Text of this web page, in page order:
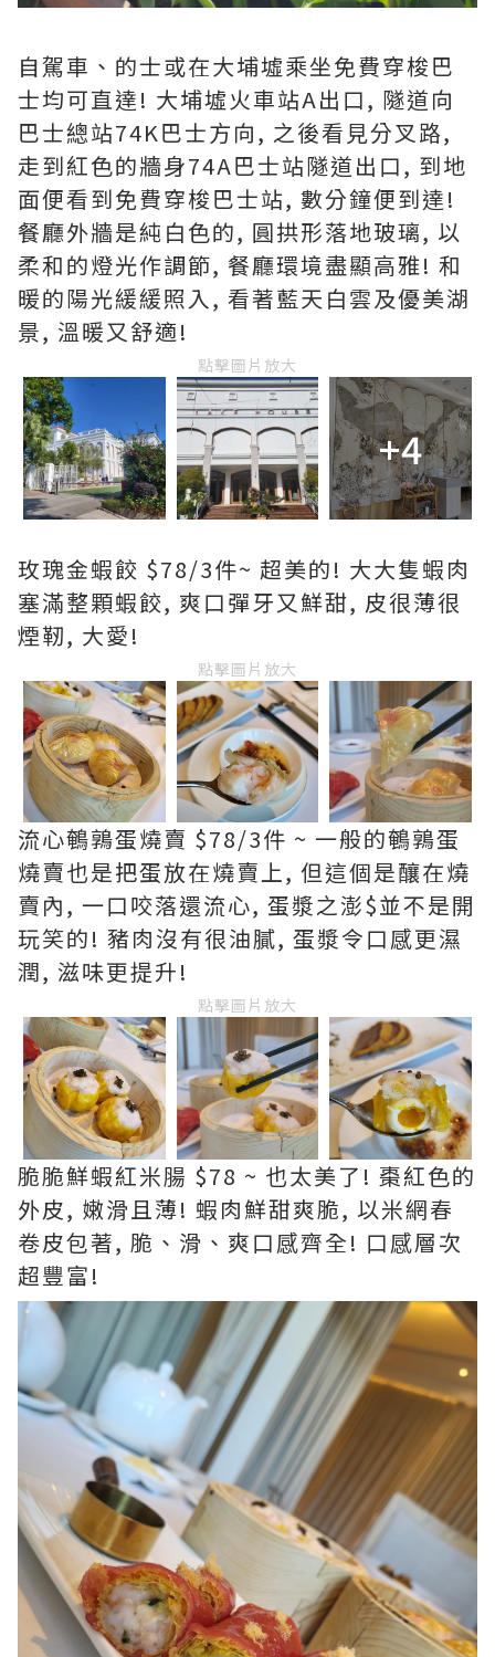
自駕車、的士或在大埔墟乘坐免費穿梭巴
士均可直達! 大埔墟火車站A出口, 隧道向
巴士總站74K巴士方向, 之後看見分叉路,
走到紅色的牆身74A巴士站隧道出口, 到地
面便看到免費穿梭巴士站, 數分鐘便到達!
餐廳外牆是純白色的, 圓拱形落地玻璃, 以
柔和的燈光作調節, 餐廳環境盡顯高雅! 和
暖的陽光緩緩照入, 看著藍天白雲及優美湖
景, 溫暖又舒適!
點擊圖片放大
+4
玫瑰金蝦餃 $78/3件~ 超美的! 大大隻蝦肉
塞滿整顆蝦餃, 爽口彈牙又鮮甜, 皮很薄很
煙靭, 大愛!
點擊圖片放大
流心鵪鶉蛋燒賣 $78/3件 ~ 一般的鵪鶉蛋
燒賣也是把蛋放在燒賣上, 但這個是釀在燒
賣內, 一口咬落還流心, 蛋漿之澎$並不是開
玩笑的! 豬肉沒有很油膩, 蛋漿令口感更濕
潤, 滋味更提升!
點擊圖片放大
脆脆鮮蝦紅米腸 $78 ~ 也太美了! 棗紅色的
外皮, 嫩滑且薄! 蝦肉鮮甜爽脆, 以米網春
卷皮包著, 脆、滑、爽口感齊全! 口感層次
超豐富!